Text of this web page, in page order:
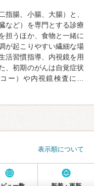
指腸、小腸、大腸）と、
など）を専門とする診療
担うほか、食物と一緒に
が起こりやすい繊細な場
活習慣指導、内視鏡を用
、初期のがんは自覚症状
ー）や内視鏡検査に…
表示順について